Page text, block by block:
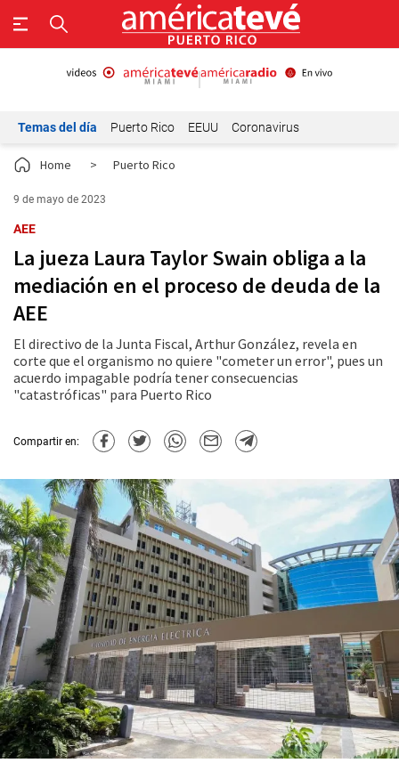
Temas del día Puerto Rico EEUU Coronavirus
Home > Puerto Rico
9 de mayo de 2023
AEE
La jueza Laura Taylor Swain obliga a la
mediación en el proceso de deuda de la
AEE
El directivo de la Junta Fiscal, Arthur González, revela en
corte que el organismo no quiere "cometer un error", pues un
acuerdo impagable podría tener consecuencias
"catastróficas" para Puerto Rico
Compartir en: